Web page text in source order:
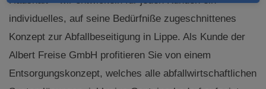
individuelles, auf seine Bedürfniße zugeschnittenes
Konzept zur Abfallbeseitigung in Lippe. Als Kunde der
Albert Freise GmbH profitieren Sie von einem
Entsorgungskonzept, welches alle abfallwirtschaftlichen